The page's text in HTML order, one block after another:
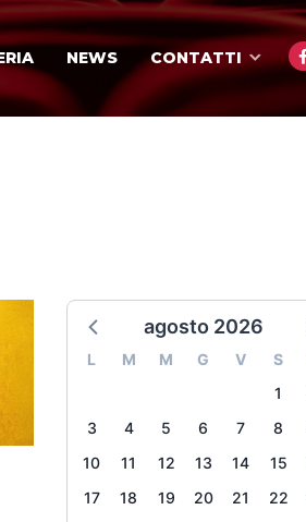
NEWS CONTATTI
agosto 2026
L M M G V S
1
3
4 5 6 7 8
10
11 12 13 14 15
17
18 19 20 21 22